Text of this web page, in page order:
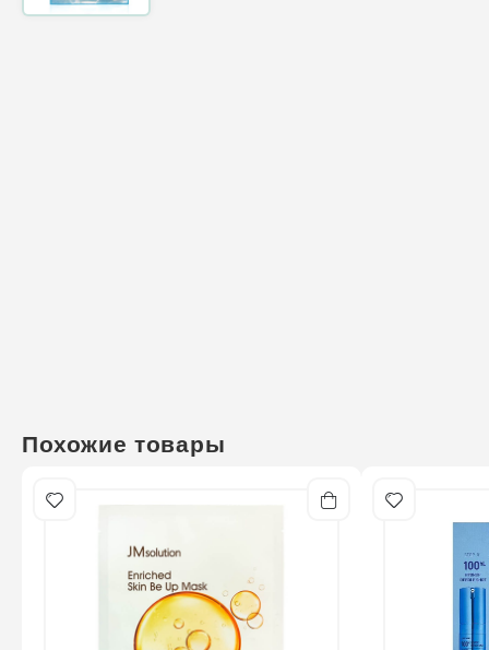
Похожие товары